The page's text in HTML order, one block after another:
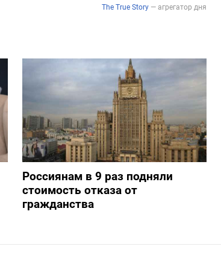
Россиянам в 9 раз подняли
стоимость отказа от
гражданства